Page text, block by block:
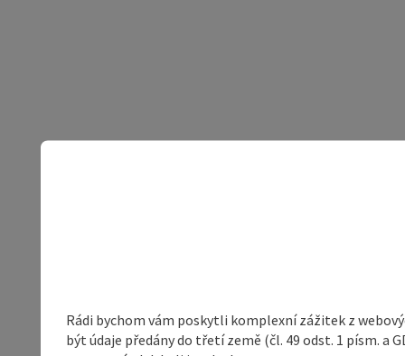
Rádi bychom vám poskytli komplexní zážitek z
být údaje předány do třetí země (čl. 49 odst. 1 písm.